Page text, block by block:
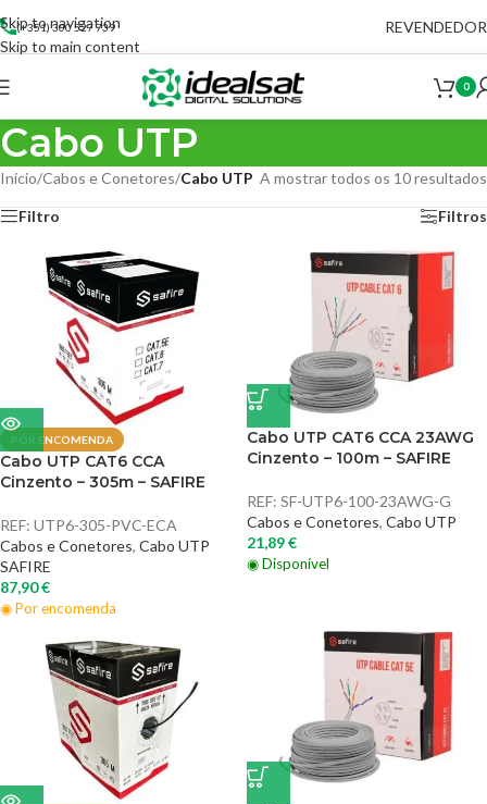
Skip to navigation
Skip to main content
(+351) 300 527 739 REVENDEDOR
0
Cabo UTP
Início/Cabos e Conetores/Cabo UTP A mostrar todos os 10 resultados
Filtro Filtros
POR ENCOMENDA
Cabo UTP CAT6 CCA
Cinzento – 305m – SAFIRE
REF: UTP6-305-PVC-ECA
Cabos e Conetores, Cabo UTP
SAFIRE
87,90€
◉ Por encomenda
Cabo UTP CAT6 CCA 23AWG
Cinzento – 100m – SAFIRE
REF: SF-UTP6-100-23AWG-G
Cabos e Conetores, Cabo UTP
21,89€
◉ Disponível